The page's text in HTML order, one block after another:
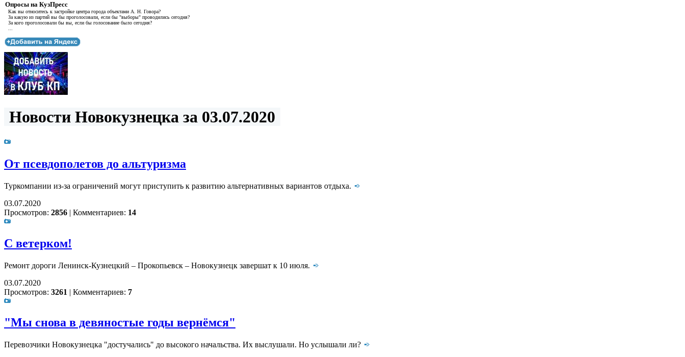
Опросы на КузПресс
Как вы относитесь к застройке центра города объектами А. Н. Говора?
За какую из партий вы бы проголосовали, если бы "выборы" проводились сегодня?
За кого проголосовали бы вы, если бы голосование было сегодня?
Новости Новокузнецка за 03.07.2020
От псевдополетов до альтуризма
Туркомпании из-за ограничений могут приступить к развитию альтернативных вариантов отдыха.
03.07.2020
Просмотров: 2856 | Комментариев: 14
С ветерком!
Ремонт дороги Ленинск-Кузнецкий – Прокопьевск – Новокузнецк завершат к 10 июля.
03.07.2020
Просмотров: 3261 | Комментариев: 7
"Мы снова в девяностые годы вернёмся"
Перевозчики Новокузнецка "достучались" до высокого начальства. Их выслушали. Но услышали ли?